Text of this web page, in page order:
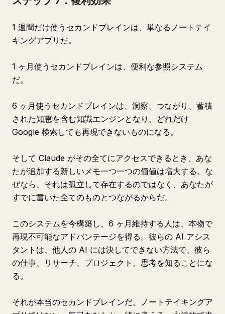
1 週間だけ使うセカンドブレインは、単なるノートテイ
キングアプリだ。
1 ヶ月使うセカンドブレインは、便利な参照システム
だ。
6 ヶ月使うセカンドブレインは、洞察、つながり、蓄積
された知恵を含む知識エンジンとなり、どれだけ
Google 検索しても再現できないものになる。
そして Claude がその全てにアクセスできるとき、あな
たが追加する新しいメモ一つ一つの価値は増大する。な
ぜなら、それは孤立して存在するのではなく、あなたが
すでに書いた全てのものとつながるからだ。
このシステムを今構築し、6 ヶ月維持する人は、本物で
再現不可能なアドバンテージを得る。彼らの AI アシス
タントは、他人の AI には決してできない方法で、彼ら
の仕事、リサーチ、プロジェクト、思考を知ることにな
る。
それが本当のセカンドブレインだ。ノートテイキングア